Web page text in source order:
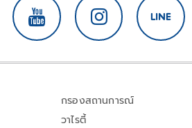
กรองสถานการณ์
วาไรตี้